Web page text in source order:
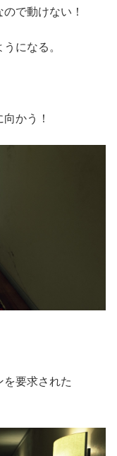
で動けない！
になる。
かう！
を要求された